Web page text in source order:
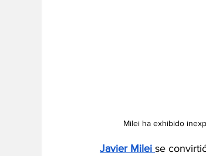
Milei ha exhibido
Javier Milei se